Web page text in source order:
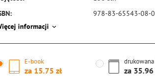
978-83-65543-08-0
informacji
E-book
za 15.75
drukowana
za 35.96